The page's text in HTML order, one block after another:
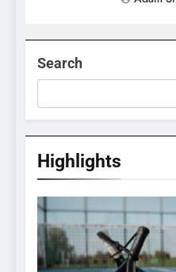
Search
Highlights